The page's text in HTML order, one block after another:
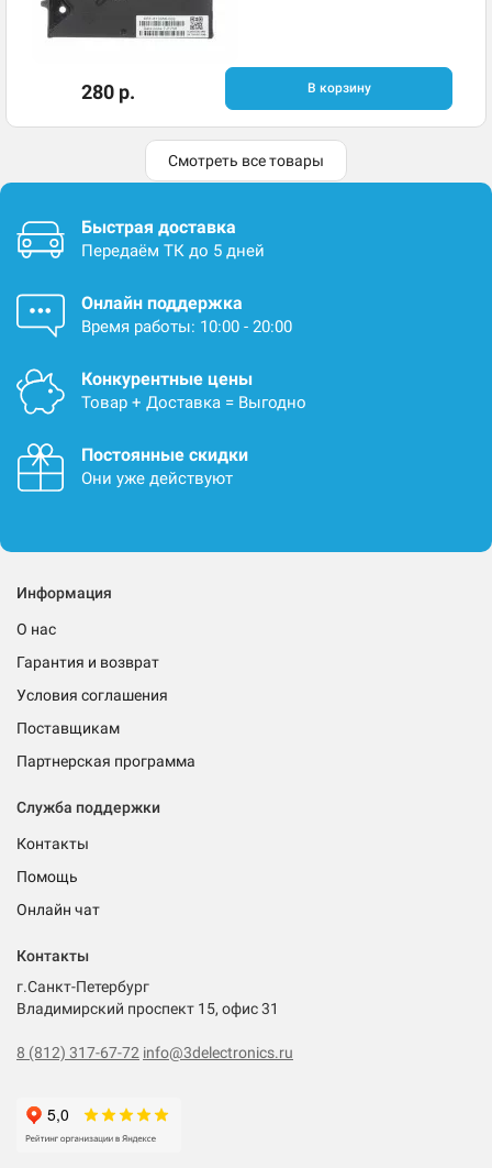
280 р. В корзину
Смотреть все товары
Быстрая доставка
Передаём ТК до 5 дней
Онлайн поддержка
Время работы: 10:00 - 20:00
Конкурентные цены
Товар + Доставка = Выгодно
Постоянные скидки
Они уже действуют
Информация
О нас
Гарантия и возврат
Условия соглашения
Поставщикам
Партнерская программа
Служба поддержки
Контакты
Помощь
Онлайн чат
Контакты
г.Санкт-Петербург
Владимирский проспект 15, офис 31
8 (812) 317-67-72 info@3delectronics.ru